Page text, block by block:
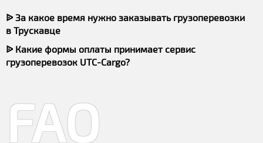
ᐉ За какое время нужно заказывать грузоперевозки
в Трускавце
ᐉ Какие формы оплаты принимает сервис
грузоперевозок UTC-Cargo?
FAQ